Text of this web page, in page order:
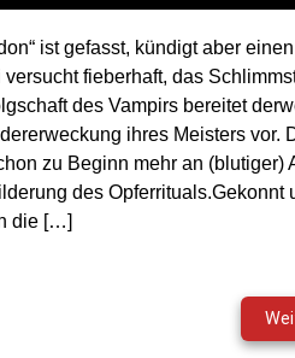
ist gefasst, kündigt aber
fieberhaft, das
des Vampirs bereitet
ihres Meisters vor.
zu Beginn mehr an (blutiger)
des Opferrituals.Gekonnt
die […]